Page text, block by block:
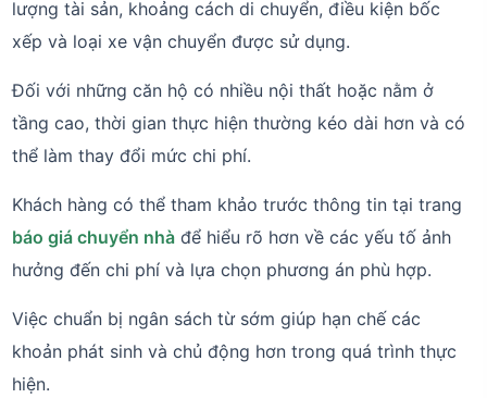
lượng tài sản, khoảng cách di chuyển, điều kiện bốc
xếp và loại xe vận chuyển được sử dụng.
Đối với những căn hộ có nhiều nội thất hoặc nằm ở
tầng cao, thời gian thực hiện thường kéo dài hơn và có
thể làm thay đổi mức chi phí.
Khách hàng có thể tham khảo trước thông tin tại trang
báo giá chuyển nhà để hiểu rõ hơn về các yếu tố ảnh
hưởng đến chi phí và lựa chọn phương án phù hợp.
Việc chuẩn bị ngân sách từ sớm giúp hạn chế các
khoản phát sinh và chủ động hơn trong quá trình thực
hiện.